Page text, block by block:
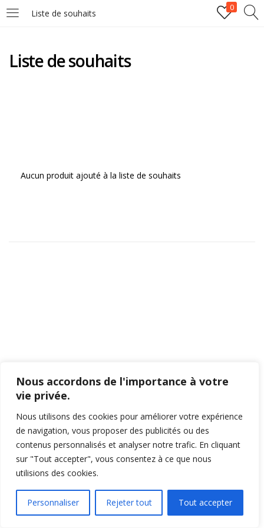
Nous accordons de l'importance à votre
vie privée.
Nous utilisons des cookies pour améliorer votre expérience
de navigation, vous proposer des publicités ou des
contenus personnalisés et analyser notre trafic. En cliquant
sur "Tout accepter", vous consentez à ce que nous
utilisions des cookies.
Personnaliser Rejeter tout Tout accepter
Liste de souhaits
0
LOGIN REGISTER
Enter your username and password to login.
Liste de souhaits
Aucun produit ajouté à la liste de souhaits